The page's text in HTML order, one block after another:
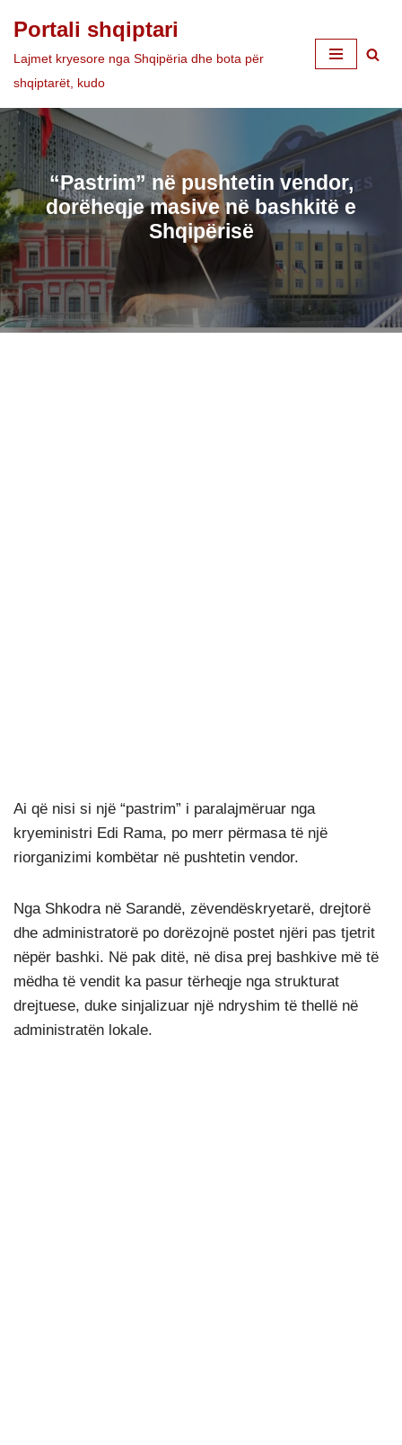
Skip
to
Portali shqiptari
Lajmet kryesore nga Shqipëria dhe bota për
shqiptarët, kudo
“Pastrim” në pushtetin vendor,
dorëheqje masive në bashkitë e
Shqipërisë
Ai që nisi si një “pastrim” i paralajmëruar nga
kryeministri Edi Rama, po merr përmasa të një
riorganizimi kombëtar në pushtetin vendor.
Nga Shkodra në Sarandë, zëvendëskryetarë, drejtorë
dhe administratorë po dorëzojnë postet njëri pas tjetrit
nëpër bashki. Në pak ditë, në disa prej bashkive më të
mëdha të vendit ka pasur tërheqje nga strukturat
drejtuese, duke sinjalizuar një ndryshim të thellë në
administratën lokale.